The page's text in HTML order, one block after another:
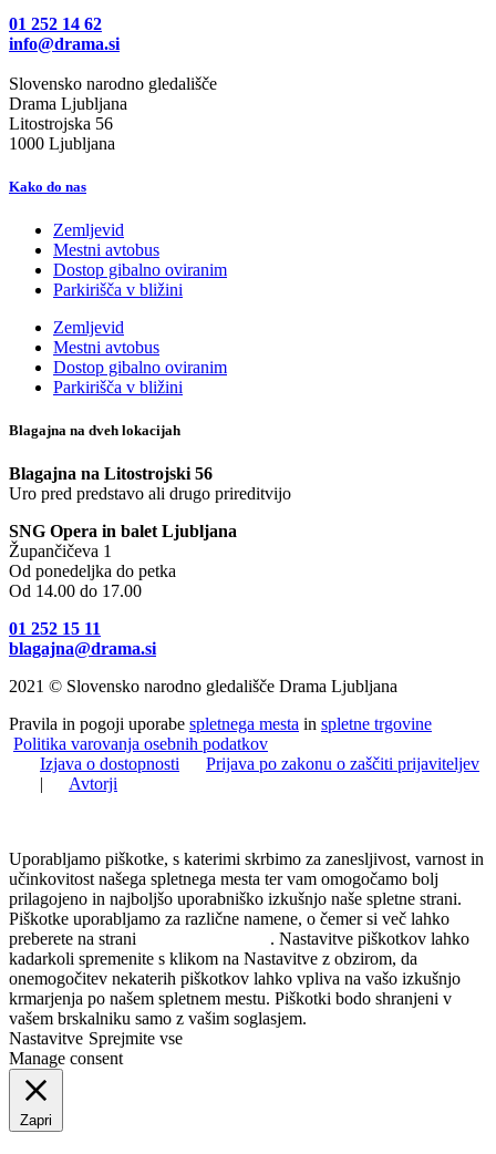
01 252 14 62
info@drama.si
Slovensko narodno gledališče
Drama Ljubljana
Litostrojska 56
1000 Ljubljana
Kako do nas
Zemljevid
Mestni avtobus
Dostop gibalno oviranim
Parkirišča v bližini
Zemljevid
Mestni avtobus
Dostop gibalno oviranim
Parkirišča v bližini
Blagajna na dveh lokacijah
Blagajna na Litostrojski 56
Uro pred predstavo ali drugo prireditvijo
SNG Opera in balet Ljubljana
Župančičeva 1
Od ponedeljka do petka
Od 14.00 do 17.00
01 252 15 11
blagajna@drama.si
2021 © Slovensko narodno gledališče Drama Ljubljana
Pravila in pogoji uporabe spletnega mesta in spletne trgovine
Politika varovanja osebnih podatkov
Izjava o dostopnosti
Prijava po zakonu o zaščiti prijaviteljev
|
Avtorji
Uporabljamo piškotke, s katerimi skrbimo za zanesljivost, varnost in
učinkovitost našega spletnega mesta ter vam omogočamo bolj
prilagojeno in najboljšo uporabniško izkušnjo naše spletne strani.
Piškotke uporabljamo za različne namene, o čemer si več lahko
preberete na strani
. Nastavitve piškotkov lahko
kadarkoli spremenite s klikom na Nastavitve z obzirom, da
onemogočitev nekaterih piškotkov lahko vpliva na vašo izkušnjo
krmarjenja po našem spletnem mestu. Piškotki bodo shranjeni v
vašem brskalniku samo z vašim soglasjem.
Nastavitve Sprejmite vse
Manage consent
Zapri